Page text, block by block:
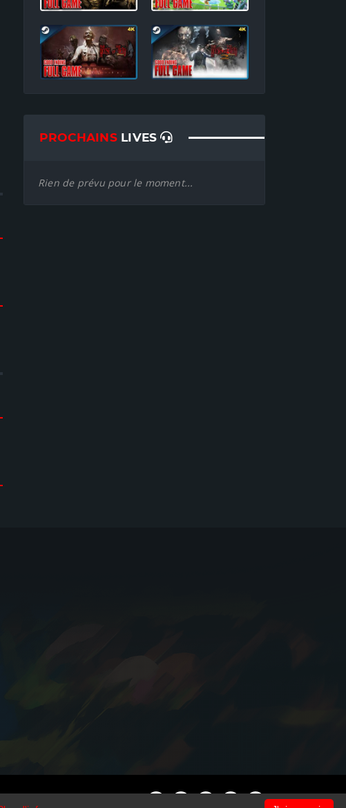
PROCHAINSLIVES
Rien de prévu pour le moment...